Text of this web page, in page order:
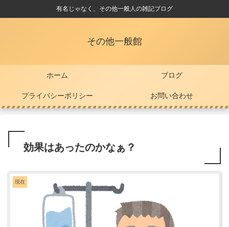
有名じゃなく、その他一般人の雑記ブログ
その他一般館
ホーム ブログ
プライバシーポリシー お問い合わせ
効果はあったのかなぁ？
現在